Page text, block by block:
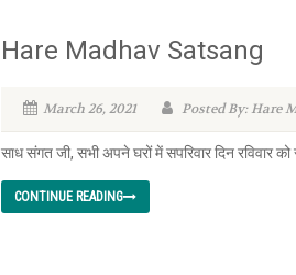
Hare Madhav Satsang
March 26, 2021 Posted By: Hare
साध संगत जी, सभी अपने घरों में सपरिवार दिन रविवार
CONTINUE READING